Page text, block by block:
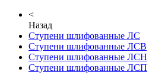
<
Назад
Ступени шлифованные ЛС
Ступени шлифованные ЛСВ
Ступени шлифованные ЛСН
Ступени шлифованные ЛСП